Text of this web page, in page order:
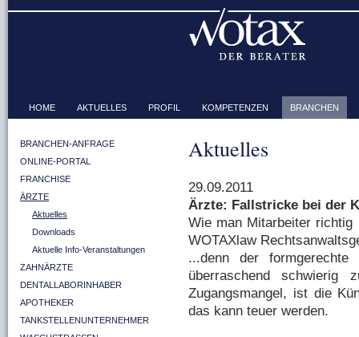
HOME AKTUELLES PROFIL KOMPETENZEN BRANCHEN
BRANCHEN-ANFRAGE
ONLINE-PORTAL
FRANCHISE
ÄRZTE
Aktuelles
Downloads
Aktuelle Info-Veranstaltungen
ZAHNÄRZTE
DENTALLABORINHABER
APOTHEKER
TANKSTELLENUNTERNEHMER
Aktuelles
29.09.2011
Ärzte: Fallstricke bei der
Wie man Mitarbeiter richtig
WOTAXlaw
...denn der
überraschend schwierig
Zugangsmangel, ist die
das kann teuer werden.